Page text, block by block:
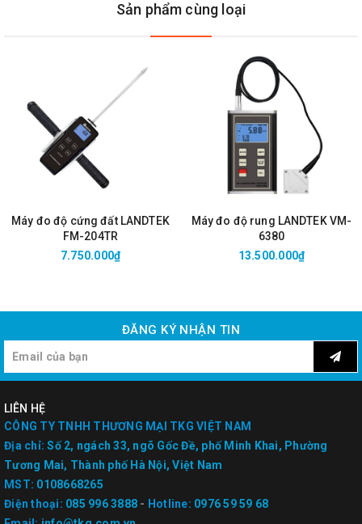
Sản phẩm cùng loại
Máy đo độ cứng đất LANDTEK
FM-204TR
7.750.000₫
Máy đo độ rung LANDTEK VM-
6380
13.500.000₫
ĐĂNG KÝ NHẬN TIN
LIÊN HỆ
CÔNG TY TNHH THƯƠNG MẠI TKG VIỆT NAM
Địa chỉ: Số 2, ngách 33, ngõ Gốc Đề, phố Minh Khai, Phường
Tương Mai, Thành phố Hà Nội, Việt Nam
MST: 0108668265
Điện thoại: 085 996 3888 - Hotline: 0976 59 59 68